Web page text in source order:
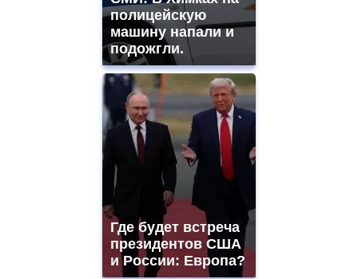
полицейскую
машину напали и
подожгли.
Где будет встреча
президентов США
и России: Европа?